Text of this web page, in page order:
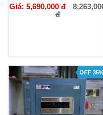
Giá: 5,690,000 đ
đ
OFF